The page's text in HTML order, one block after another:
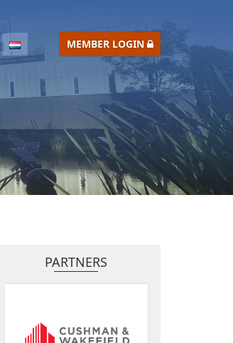
MEMBER LOGIN
PARTNERS